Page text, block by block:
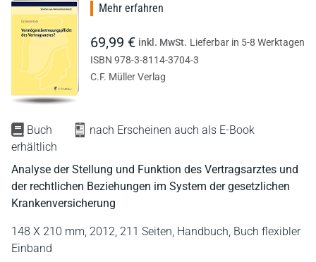
Buch
nach Erscheinen auch als E-Book
erhältlich
Analyse der Stellung und Funktion des Vertragsarztes und
der rechtlichen Beziehungen im System der gesetzlichen
Krankenversicherung
148 X 210 mm, 2012, 211 Seiten, Handbuch, Buch flexibler
Einband
Mehr erfahren
69,99 € inkl. MwSt. Lieferbar in 5-8 Werktagen
ISBN 978-3-8114-3704-3
C.F. Müller Verlag